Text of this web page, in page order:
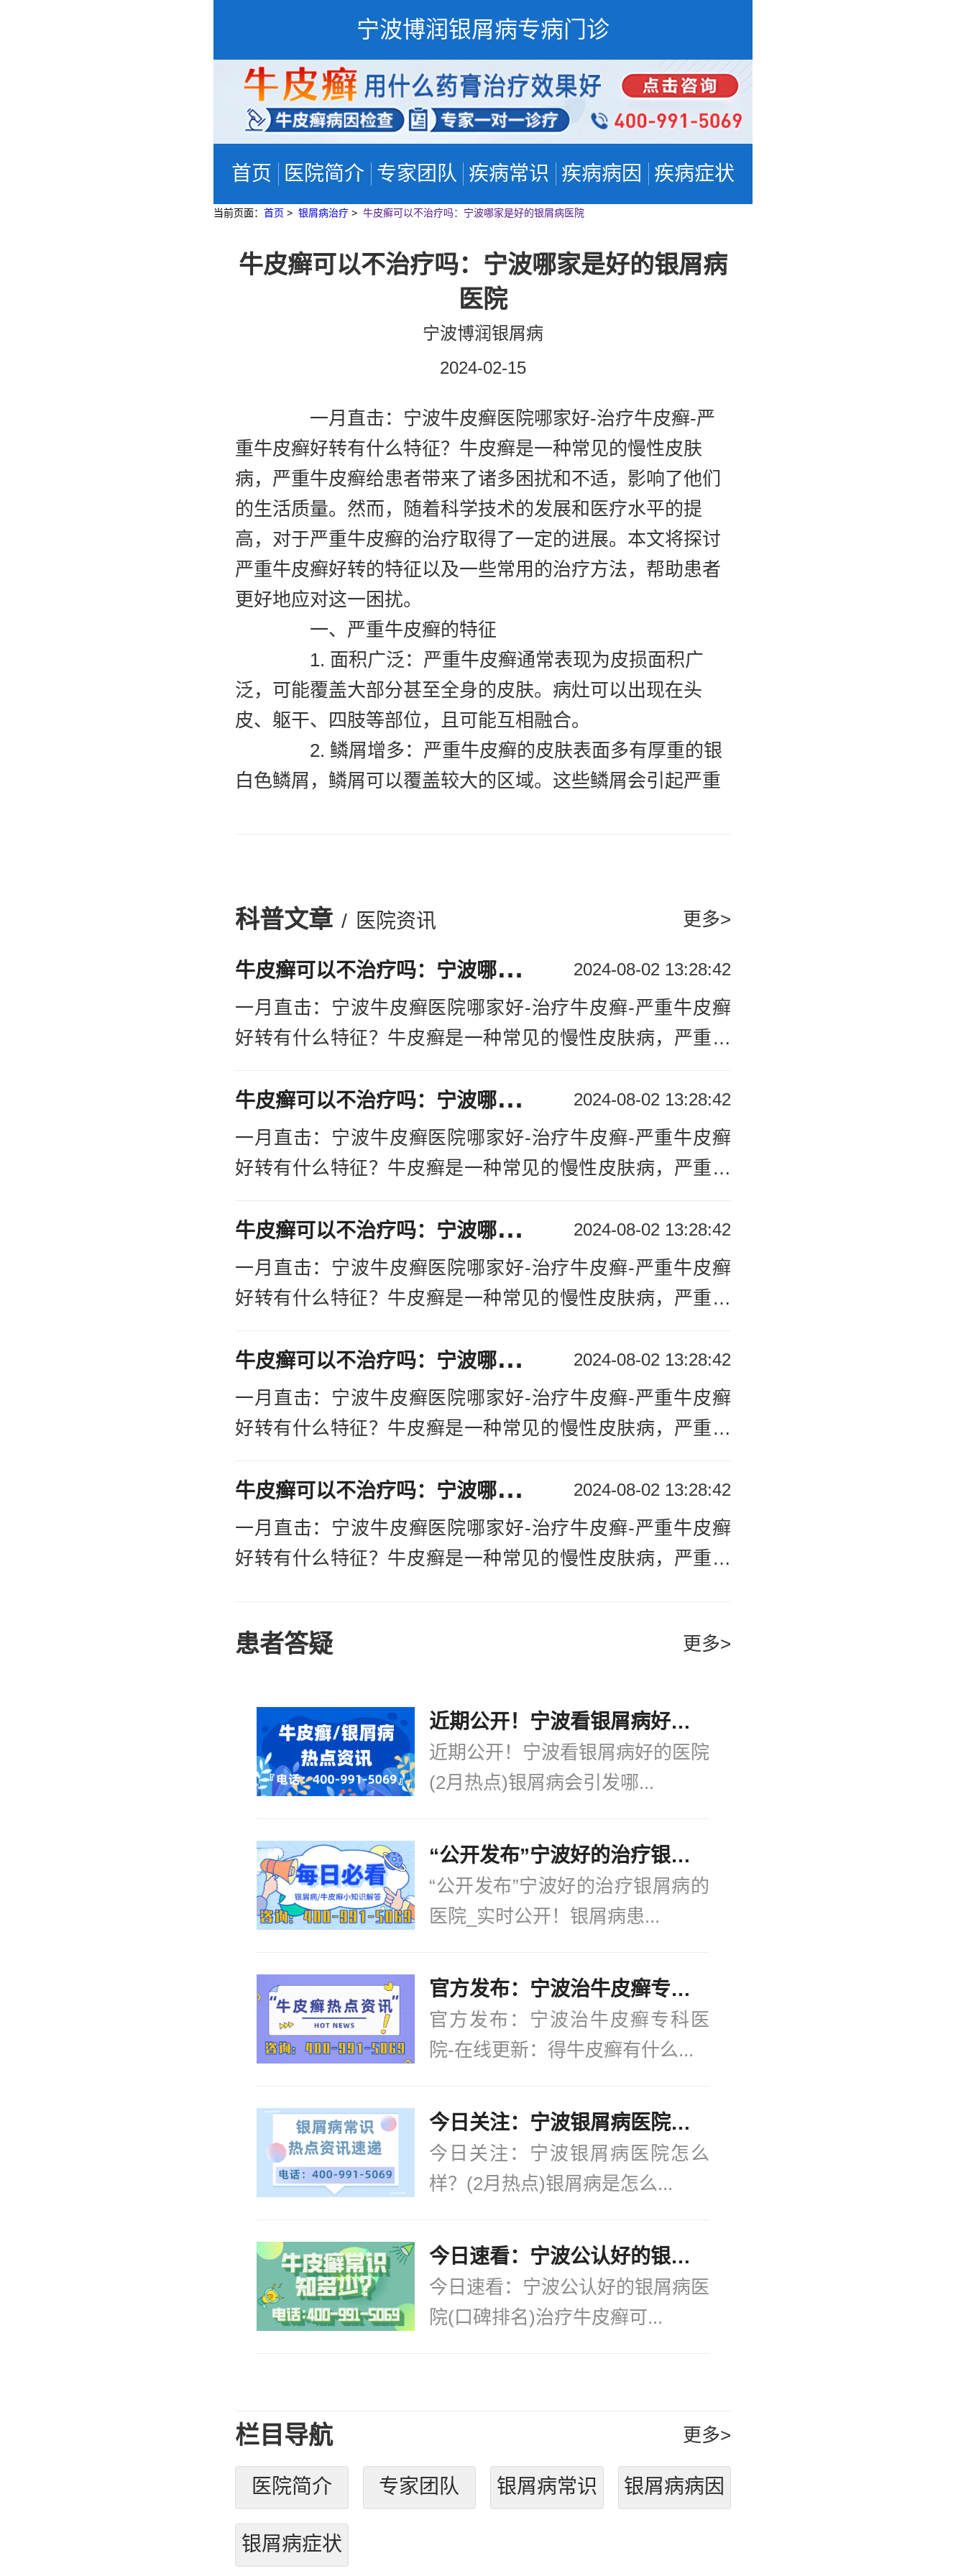
宁波博润银屑病专病门诊
首页 医院简介 专家团队 疾病常识 疾病病因 疾病症状
当前页面： 首页 > 银屑病治疗 > 牛皮癣可以不治疗吗：宁波哪家是好的银屑病医院
牛皮癣可以不治疗吗：宁波哪家是好的银屑病
医院
宁波博润银屑病
2024-02-15
一月直击：宁波牛皮癣医院哪家好-治疗牛皮癣-严
重牛皮癣好转有什么特征？牛皮癣是一种常见的慢性皮肤
病，严重牛皮癣给患者带来了诸多困扰和不适，影响了他们
的生活质量。然而，随着科学技术的发展和医疗水平的提
高，对于严重牛皮癣的治疗取得了一定的进展。本文将探讨
严重牛皮癣好转的特征以及一些常用的治疗方法，帮助患者
更好地应对这一困扰。
一、严重牛皮癣的特征
1. 面积广泛：严重牛皮癣通常表现为皮损面积广
泛，可能覆盖大部分甚至全身的皮肤。病灶可以出现在头
皮、躯干、四肢等部位，且可能互相融合。
2. 鳞屑增多：严重牛皮癣的皮肤表面多有厚重的银
白色鳞屑，鳞屑可以覆盖较大的区域。这些鳞屑会引起严重
局部的破损、溃疡，增加了感染的风险。
4. 关节症状：部分严重牛皮癣患者可能出现关节炎
的症状，如疼痛、肿胀和活动受限。这种情况被称为牛皮癣
关节炎，需要特殊的治疗。
二、严重牛皮癣的治疗方法
1. 外用药物治疗：外用药物是治疗严重牛皮癣的常
疗，能够有效减轻炎症和瘙痒症状。另外，维生素D3类药
物、角质溶解剂和抗代谢类药物也常用于治疗严重牛皮癣。
2. 光疗治疗宁波银屑病治疗：光疗是一种常见且有
和脉冲二氧化碳激光疗法被广泛采用，可减轻炎症、抑制异
常细胞增长，并改善皮肤症状。
3. 内服药物治疗：对于严重牛皮癣，内服药物通常
类固醇、细胞毒性药物等。这些药物可以通过调节免疫系统
功能和抑制异常细胞增长来减轻症状。
4. 生物制剂治疗：生物制剂是近年来出现的一类新
的效果。生物制剂的使用需要在医生的指导下进行，并需要
注意可能的副作用和安全性问题。
一月直击：宁波牛皮癣医院哪家好-治疗牛皮癣-严
重牛皮癣好转有什么特征？严重牛皮癣给患者带来了很大的
医院治疗银屑病好
好转的特征包括面积广泛、鳞屑增多、红斑明显以及可能伴
内服药物治疗和生物制剂治疗是常用的方法。患者需要积极
配合医生的治疗方案，同时保持良好的生活习惯、避免刺激
因素，以促进病情的好转。同时，建议患者定期复诊，与医
牛皮癣，才能获得更好的治疗效果，提高生活质量。
科普文章 / 医院资讯 更多>
牛
皮癣可以不治疗吗：宁波哪家是好的银屑病医院 2024-08-02 13:28:42
一月直击：宁波牛皮癣医院哪家好-治疗牛皮癣-严重牛皮癣
好转有什么特征？牛皮癣是一种常见的慢性皮肤病，严重牛
量。然而，随着科学技术的发展和医疗水平的提高，对于严
重牛皮癣的治疗取得了一定的进展。本文将探讨严重牛皮癣
好转的特征以及一些常用的治疗方法，帮助患者更好地应对
牛
皮癣可以不治疗吗：宁波哪家是好的银屑病医院 2024-08-02 13:28:42
一月直击：宁波牛皮癣医院哪家好-治疗牛皮癣-严重牛皮癣
好转有什么特征？牛皮癣是一种常见的慢性皮肤病，严重牛
量。然而，随着科学技术的发展和医疗水平的提高，对于严
重牛皮癣的治疗取得了一定的进展。本文将探讨严重牛皮癣
好转的特征以及一些常用的治疗方法，帮助患者更好地应对
牛
皮癣可以不治疗吗：宁波哪家是好的银屑病医院 2024-08-02 13:28:42
一月直击：宁波牛皮癣医院哪家好-治疗牛皮癣-严重牛皮癣
好转有什么特征？牛皮癣是一种常见的慢性皮肤病，严重牛
量。然而，随着科学技术的发展和医疗水平的提高，对于严
重牛皮癣的治疗取得了一定的进展。本文将探讨严重牛皮癣
好转的特征以及一些常用的治疗方法，帮助患者更好地应对
牛
皮癣可以不治疗吗：宁波哪家是好的银屑病医院 2024-08-02 13:28:42
一月直击：宁波牛皮癣医院哪家好-治疗牛皮癣-严重牛皮癣
好转有什么特征？牛皮癣是一种常见的慢性皮肤病，严重牛
量。然而，随着科学技术的发展和医疗水平的提高，对于严
重牛皮癣的治疗取得了一定的进展。本文将探讨严重牛皮癣
好转的特征以及一些常用的治疗方法，帮助患者更好地应对
牛
皮癣可以不治疗吗：宁波哪家是好的银屑病医院 2024-08-02 13:28:42
一月直击：宁波牛皮癣医院哪家好-治疗牛皮癣-严重牛皮癣
好转有什么特征？牛皮癣是一种常见的慢性皮肤病，严重牛
重牛皮癣的治疗取得了一定的进展。本文将探讨严重牛皮癣
这一困扰。一、严重牛皮[详情]
患者答疑 更多>
近期公开！宁波看银屑病好的医院(2月热点)银屑病会引发哪些并发症？
近期公开！宁波看银屑病好的医院
(2月热点)银屑病会引发哪...
“公开发布”宁波好的治疗银屑病的医院_实时公开！银屑病患者能吃菠萝蜜吗？
“公开发布”宁波好的治疗银屑病的
医院_实时公开！银屑病患...
官方发布：宁波治牛皮癣专科医院-在线更新：得牛皮癣有什么忌口的吗？
官方发布：宁波治牛皮癣专科医
院-在线更新：得牛皮癣有什么...
今日关注：宁波银屑病医院怎么样？(2月热点)银屑病是怎么染上的？
今日关注：宁波银屑病医院怎么
样？(2月热点)银屑病是怎么...
今日速看：宁波公认好的银屑病医院(口碑排名)治疗牛皮癣可以不吃药不打针吗？
今日速看：宁波公认好的银屑病医
院(口碑排名)治疗牛皮癣可...
栏目导航 更多>
医院简介 专家团队 银屑病常识 银屑病病因
银屑病症状